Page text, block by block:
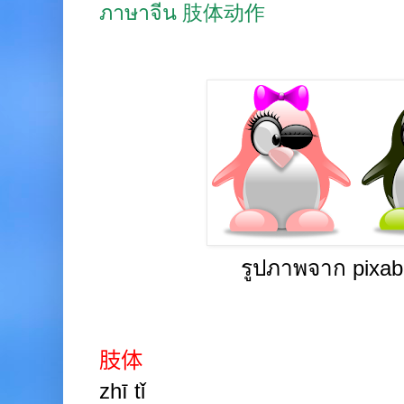
ภาษาจีน 肢体动作
รูปภาพจาก
肢体
zhī tǐ